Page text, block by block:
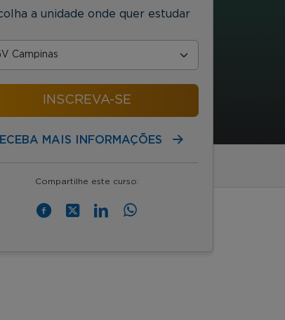
a unidade onde quer estudar
INSCREVA-SE
MAIS INFORMAÇÕES
Compartilhe este curso: